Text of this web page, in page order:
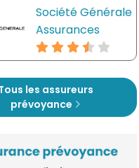
Société Générale
Assurances
les assureurs
prévoyance